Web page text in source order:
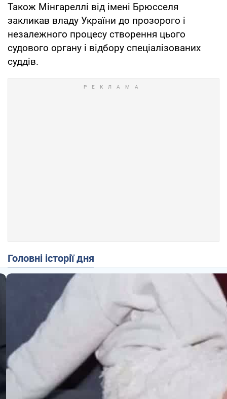
Також Мінгареллі від імені Брюсселя
закликав владу України до прозорого і
незалежного процесу створення цього
судового органу і відбору спеціалізованих
суддів.
Головні історії дня